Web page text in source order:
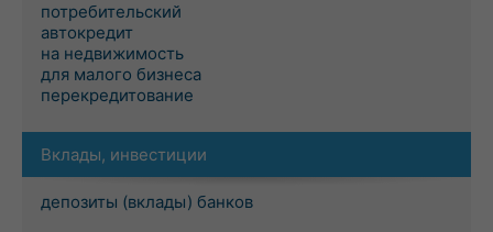
потребительский
автокредит
на недвижимость
для малого бизнеса
перекредитование
Вклады, инвестиции
депозиты (вклады) банков